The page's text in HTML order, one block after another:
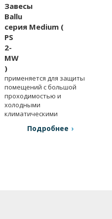
Завесы
Ballu
серия Medium (
PS
2-
MW
)
применяется для защиты
помещений с большой
проходимостью и
холодными
климатическими
Подробнее